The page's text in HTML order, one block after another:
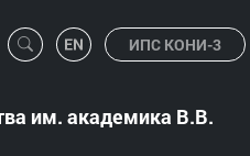
ИПС КОНИ-3
им. академика В.В.